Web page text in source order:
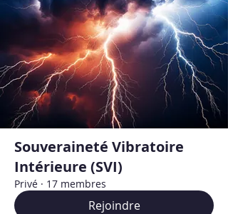
Souveraineté Vibratoire
Intérieure (SVI)
Privé · 17 membres
Rejoindre